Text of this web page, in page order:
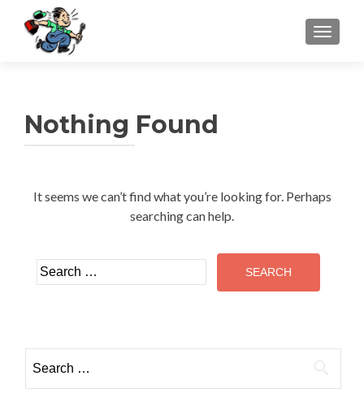
Nothing Found
It seems we can’t find what you’re looking for. Perhaps
searching can help.
Search for: